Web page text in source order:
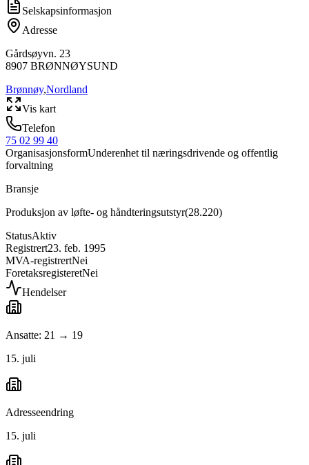
Selskapsinformasjon
Adresse
Gårdsøyvn. 23
8907 BRØNNØYSUND
Brønnøy,Nordland
Vis kart
Telefon
75 02 99 40
OrganisasjonsformUnderenhet til næringsdrivende og offentlig
forvaltning
Bransje
Produksjon av løfte- og håndteringsutstyr(28.220)
StatusAktiv
Registrert23. feb. 1995
MVA-registrertNei
ForetaksregisteretNei
Hendelser
Ansatte: 21 → 19
15. juli
Adresseendring
15. juli